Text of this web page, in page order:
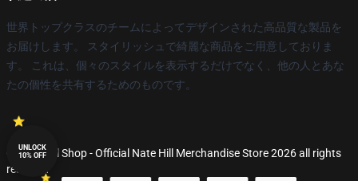
世界トップクラスのチームによってデザインされた高品質な製品を
お届けします。 スタイリッシュで綺麗な商品をご用意しておりま
す。 これは、個々のスタイルを表示するだけでなく、他の人とあな
たの個性を共有するためのものです。
© Nate Hill Shop - Official Nate Hill Merchandise Store 2026 all rights
reserved
UNLOCK
10% OFF